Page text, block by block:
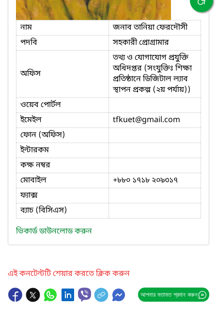
নাম
জনাব তানিয়া ফেরদৌসী
পদবি
সহকারী প্রোগ্রামার
অফিস
তথ্য ও যোগাযোগ প্রযুক্তি
অধিদপ্তর (সংযুক্তিঃ শিক্ষা
প্রতিষ্ঠানে ডিজিটাল ল্যাব
স্থাপন প্রকল্প (২য় পর্যায়))
ওয়েব পোর্টল
ইমেইল
tfkuet@gmail.com
ফোন (অফিস)
ইন্টারকম
কক্ষ নম্বর
মোবাইল
+৮৮০ ১৭১৮ ২০৯৩১৭
ফ্যাক্স
ব্যাচ (বিসিএস)
ভিকার্ড ডাউনলোড করুন
এই কনটেন্টটি শেয়ার করতে ক্লিক করুন
আপনার মতামত প্রদান করুন